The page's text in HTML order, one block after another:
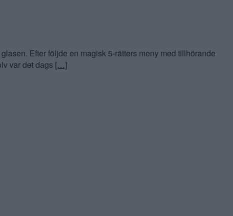
Efter följde en magisk 5-rätters meny med tillhörande
var det dags […]